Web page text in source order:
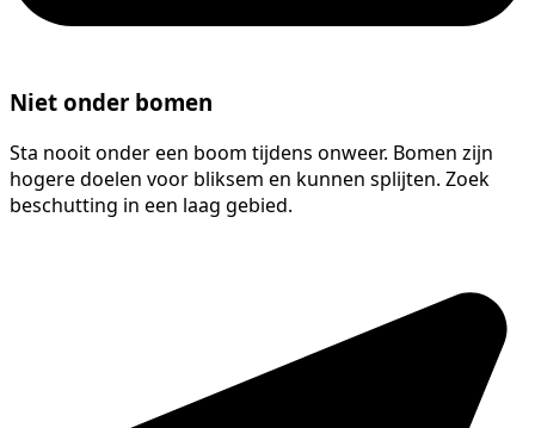
Niet onder bomen
Sta nooit onder een boom tijdens onweer. Bomen zijn
hogere doelen voor bliksem en kunnen splijten. Zoek
beschutting in een laag gebied.